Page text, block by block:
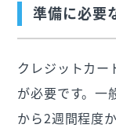
準備に必要
クレジットカー
が必要です。一
から2週間程度